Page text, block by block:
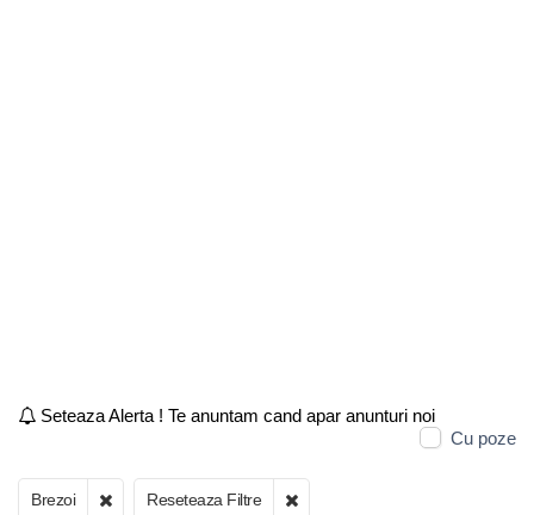
Seteaza Alerta ! Te anuntam cand apar anunturi noi
Cu poze
Brezoi Reseteaza Filtre